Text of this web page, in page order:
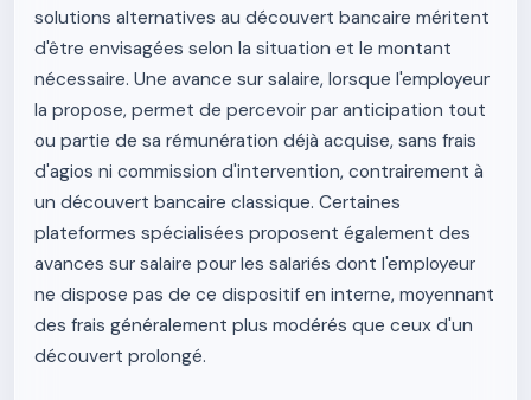
solutions alternatives au découvert bancaire méritent
d'être envisagées selon la situation et le montant
nécessaire. Une avance sur salaire, lorsque l'employeur
la propose, permet de percevoir par anticipation tout
ou partie de sa rémunération déjà acquise, sans frais
d'agios ni commission d'intervention, contrairement à
un découvert bancaire classique. Certaines
plateformes spécialisées proposent également des
avances sur salaire pour les salariés dont l'employeur
ne dispose pas de ce dispositif en interne, moyennant
des frais généralement plus modérés que ceux d'un
découvert prolongé.